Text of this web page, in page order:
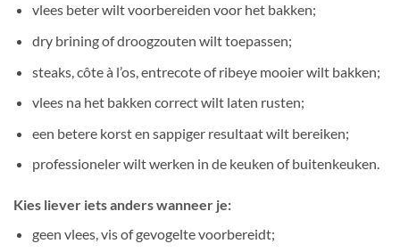
vlees beter wilt voorbereiden voor het bakken;
dry brining of droogzouten wilt toepassen;
steaks, côte à l’os, entrecote of ribeye mooier wilt bakken;
vlees na het bakken correct wilt laten rusten;
een betere korst en sappiger resultaat wilt bereiken;
professioneler wilt werken in de keuken of buitenkeuken.
Kies liever iets anders wanneer je:
geen vlees, vis of gevogelte voorbereidt;